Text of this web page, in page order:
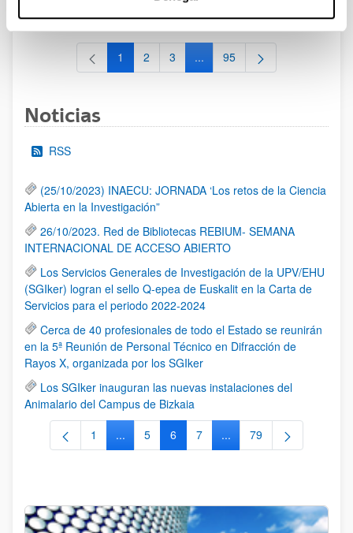
al 30/07/2026 (ambos incluídos)
Página
1 Página
2 Página
3 ...Páginas intermedias Use TAB
Página
95
Noticias
RSS
(25/10/2023) INAECU: JORNADA ‘Los retos de la Ciencia
Abierta en la Investigación”
26/10/2023. Red de Bibliotecas REBIUM- SEMANA
INTERNACIONAL DE ACCESO ABIERTO
Los Servicios Generales de Investigación de la UPV/EHU
(SGIker) logran el sello Q-epea de Euskalit en la Carta de
Servicios para el periodo 2022-2024
Cerca de 40 profesionales de todo el Estado se reunirán
en la 5ª Reunión de Personal Técnico en Difracción de
Rayos X, organizada por los SGIker
Los SGIker inauguran las nuevas instalaciones del
Animalario del Campus de Bizkaia
Página
1 ...Páginas intermedias Use TAB para
Página
5 Página
6 Página
7 ...Páginas intermedias
Página
79